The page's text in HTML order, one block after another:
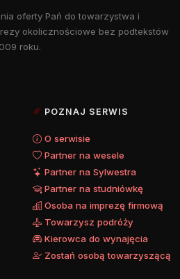
oferty Pań do towarzystwa i
okolicznościowe bez podtekstów
roku.
POZNAJ SERWIS
O serwisie
Partner na wesele
Partner na Sylwestra
Partner na studniówkę
Osoba na imprezę firmową
Towarzysz podróży
Kierowca do wynajęcia
Zostań osobą towarzyszącą